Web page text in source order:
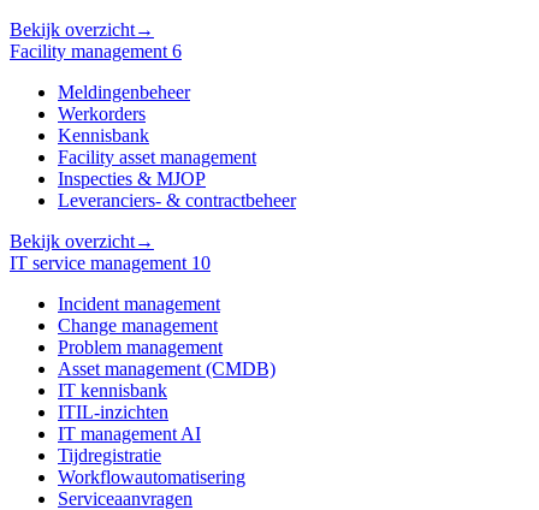
Bekijk overzicht→
Facility management 6
Meldingenbeheer
Werkorders
Kennisbank
Facility asset management
Inspecties & MJOP
Leveranciers- & contractbeheer
Bekijk overzicht→
IT service management 10
Incident management
Change management
Problem management
Asset management (CMDB)
IT kennisbank
ITIL-inzichten
IT management AI
Tijdregistratie
Workflowautomatisering
Serviceaanvragen